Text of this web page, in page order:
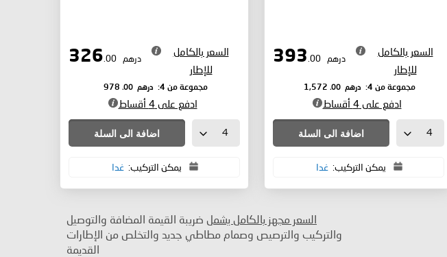
السعر بالكامل
للإطار
درهم .00
مجموعة من 4: درهم .00
ادفع على 4 أقساط
اضافة الى السلة
يمكن التركيب: غدا
السعر بالكامل
للإطار
درهم .00
مجموعة من 4: درهم 978
.00
ادفع على 4 أقساط
اضافة الى السلة
يمكن التركيب: غدا
السعر مجهز بالكامل يشمل ضريبة القيمة المضافة والتوصيل
والتركيب والترصيص وصمام مطاطي جديد والتخلص من الإطارات
القديمة